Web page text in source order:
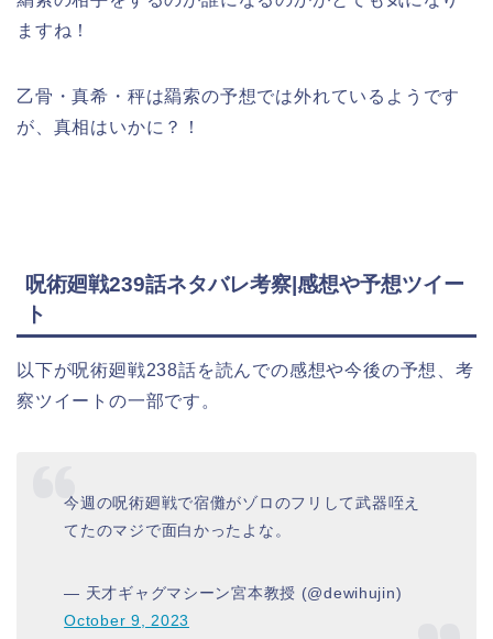
ますね！
乙骨・真希・秤は羂索の予想では外れているようです
が、真相はいかに？！
呪術廻戦239話ネタバレ考察|感想や予想ツイー
ト
以下が呪術廻戦238話を読んでの感想や今後の予想、考
察ツイートの一部です。
今週の呪術廻戦で宿儺がゾロのフリして武器咥え
てたのマジで面白かったよな。
— 天才ギャグマシーン宮本教授 (@dewihujin)
October 9, 2023